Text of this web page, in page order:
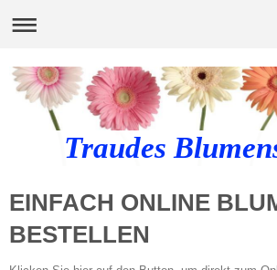
Traudes
EINFACH ONLINE
BESTELLEN